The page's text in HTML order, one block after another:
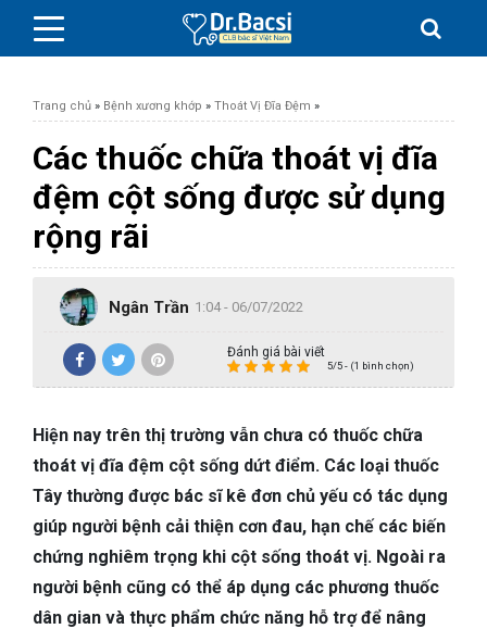
BỆNH DA LIỄU
BỆNH PHỤ KHOA
BỆNH XƯƠNG KHỚP
SỨC KHỎE GIỚI TÍNH
TAI – MŨI – HỌNG
TIÊU HÓA
DA LIỄU THẨM MỸ
NHA KHOA
Trang chủ » Bệnh xương khớp » Thoát Vị Đĩa Đệm »
Các thuốc chữa thoát vị đĩa
đệm cột sống được sử dụng
rộng rãi
Ngân Trần 1:04 - 06/07/2022
Đánh giá bài viết
5/5 - (1 bình chọn)
Hiện nay trên thị trường vẫn chưa có thuốc chữa
thoát vị đĩa đệm cột sống dứt điểm. Các loại thuốc
Tây thường được bác sĩ kê đơn chủ yếu có tác dụng
giúp người bệnh cải thiện cơn đau, hạn chế các biến
chứng nghiêm trọng khi cột sống thoát vị. Ngoài ra
người bệnh cũng có thể áp dụng các phương thuốc
dân gian và thực phẩm chức năng hỗ trợ để nâng